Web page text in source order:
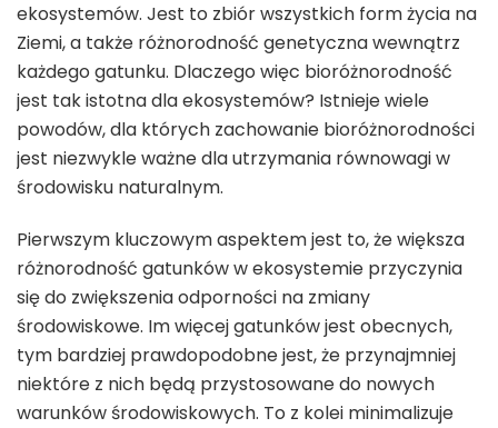
ekosystemów. Jest to zbiór wszystkich form życia na
Ziemi, a także różnorodność genetyczna wewnątrz
każdego gatunku. Dlaczego więc bioróżnorodność
jest tak istotna dla ekosystemów? Istnieje wiele
powodów, dla których zachowanie bioróżnorodności
jest niezwykle ważne dla utrzymania równowagi w
środowisku naturalnym.
Pierwszym kluczowym aspektem jest to, że większa
różnorodność gatunków w ekosystemie przyczynia
się do zwiększenia odporności na zmiany
środowiskowe. Im więcej gatunków jest obecnych,
tym bardziej prawdopodobne jest, że przynajmniej
niektóre z nich będą przystosowane do nowych
warunków środowiskowych. To z kolei minimalizuje